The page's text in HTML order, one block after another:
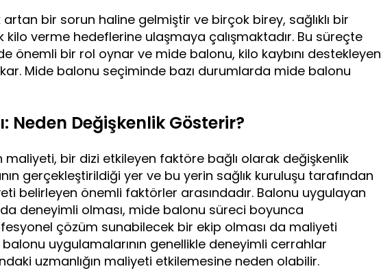
bir sorun haline gelmiştir ve birçok birey, sağlıklı bir
verme hedeflerine ulaşmaya çalışmaktadır. Bu süreçte
önemli bir rol oynar ve mide balonu, kilo kaybını destekleyen
Mide balonu seçiminde bazı durumlarda mide balonu
Neden Değişkenlik Gösterir?
maliyeti, bir dizi etkileyen faktöre bağlı olarak değişkenlik
gerçekleştirildiği yer ve bu yerin sağlık kuruluşu tarafından
belirleyen önemli faktörler arasındadır. Balonu uygulayan
deneyimli olması, mide balonu süreci boyunca
çözüm sunabilecek bir ekip olması da maliyeti
uygulamalarının genellikle deneyimli cerrahlar
uzmanlığın maliyeti etkilemesine neden olabilir.